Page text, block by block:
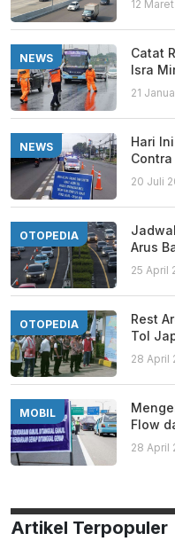
12
NEWS
Catat
Isra
21
NEWS
Hari
20 Juli
OTOPEDIA
Arus
25 April
OTOPEDIA
Rest
Tol
28 April
MOBIL
Flow
28 April
Artikel Terpopuler